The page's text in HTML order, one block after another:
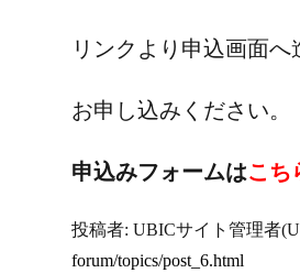
リンクより申込画面
お申し込みください。
申込みフォームはこち
投稿者: UBICサイト管理者
forum/topics/post_6.html